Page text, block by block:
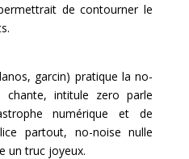
de contourner le
garcin) pratique la no-
intitule zero parle
numérique et de
partout, no-noise nulle
un truc joyeux.